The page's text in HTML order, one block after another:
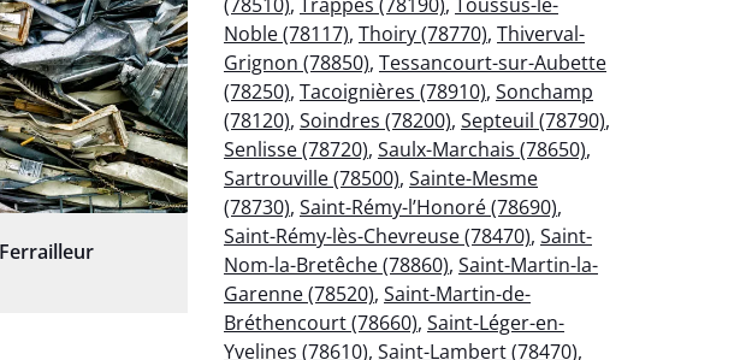
Ferrailleur
Noble (78117), Thoiry (78770), Thiverval-
Grignon (78850), Tessancourt-sur-Aubette
(78250), Tacoignières (78910), Sonchamp
(78120), Soindres (78200), Septeuil (78790),
Senlisse (78720), Saulx-Marchais (78650),
Sartrouville (78500), Sainte-Mesme
(78730), Saint-Rémy-l’Honoré (78690),
Saint-Rémy-lès-Chevreuse (78470), Saint-
Nom-la-Bretêche (78860), Saint-Martin-la-
Garenne (78520), Saint-Martin-de-
Bréthencourt (78660), Saint-Léger-en-
Yvelines (78610), Saint-Lambert (78470),